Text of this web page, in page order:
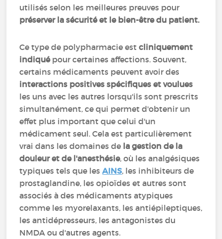
utilisés selon les meilleures preuves pour
préserver la sécurité et le bien-être du patient.
Ce type de polypharmacie estcliniquement
indiquépour certaines affections. Souvent,
certains médicaments peuvent avoir des
interactions positives spécifiques et voulues
les uns avec les autres lorsqu'ils sont prescrits
simultanément, ce qui permet d'obtenir un
effet plus important que celui d'un
médicament seul. Cela est particulièrement
vrai dans les domaines de la gestion de la
douleur et de l'anesthésie, où les analgésiques
typiques tels que lesAINS, les inhibiteurs de
prostaglandine, les opioïdes et autres sont
associés à des médicaments atypiques
comme les myorelaxants, les antiépileptiques,
les antidépresseurs, les antagonistes du
NMDA ou d'autres agents.